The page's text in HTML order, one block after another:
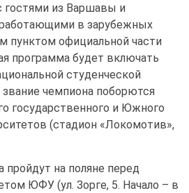
гостями из Варшавы и
в зарубежных
пунктом официальной части
программа будет включать
студенческой
звание чемпиона поборются
государственного и Южного
(стадион «Локомотив»,
на поляне перед
ЮФУ (ул. Зорге, 5. Начало – в